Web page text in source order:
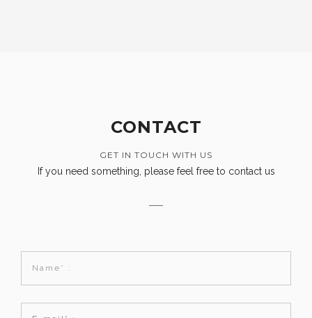
CONTACT
GET IN TOUCH WITH US
If you need something, please feel free to contact us